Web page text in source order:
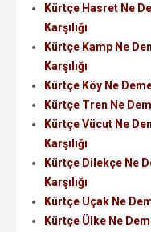
Kürtçe Hasret Ne
Karşılığı
Kürtçe Kamp Ne
Karşılığı
Kürtçe Köy Ne
Kürtçe Tren Ne
Kürtçe Vücut Ne
Karşılığı
Kürtçe Dilekçe Ne
Karşılığı
Kürtçe Uçak Ne
Kürtçe Ülke Ne